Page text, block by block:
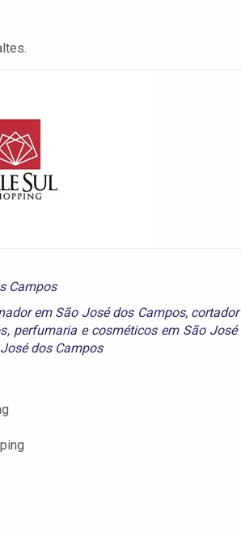
Campos
em São José dos Campos,
, perfumaria e cosméticos em São
dos Campos